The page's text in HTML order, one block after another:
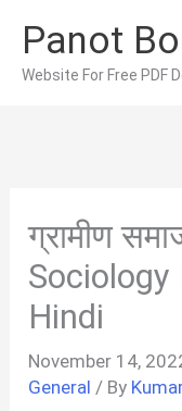
content
Panot
Website For Free PDF
ग्रामीण
Sociology
Hindi
November 14,
General / By